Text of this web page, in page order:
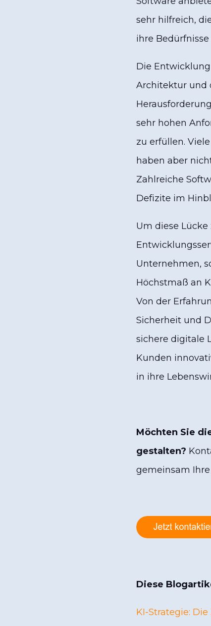
sehr hilfreich,
ihre
Die
Architektur und
sehr hohen
zu erfüllen.
haben aber
Zahlreiche
Defizite im
Um diese
Unternehmen,
Höchstmaß an
Von der
Sicherheit und
sichere digitale
Kunden
in ihre
Möchten Sie
gestalten?
gemeinsam
Diese
KI-Strategie: